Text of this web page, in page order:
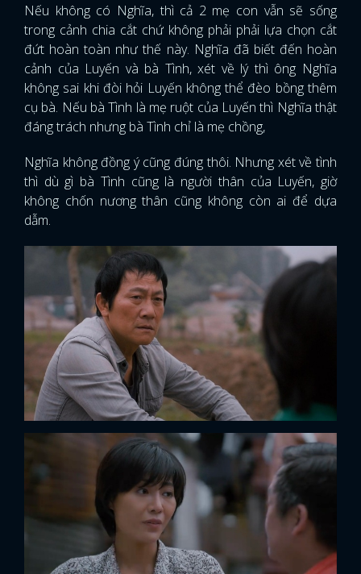
Nếu không có Nghĩa, thì cả 2 mẹ con vẫn sẽ sống
trong cảnh chia cắt chứ không phải phải lựa chọn cắt
đứt hoàn toàn như thế này. Nghĩa đã biết đến hoàn
cảnh của Luyến và bà Tình, xét về lý thì ông Nghĩa
không sai khi đòi hỏi Luyến không thể đèo bồng thêm
cụ bà. Nếu bà Tình là mẹ ruột của Luyến thì Nghĩa thật
đáng trách nhưng bà Tình chỉ là mẹ chồng,
Nghĩa không đồng ý cũng đúng thôi. Nhưng xét về tình
thì dù gì bà Tình cũng là người thân của Luyến, giờ
không chốn nương thân cũng không còn ai để dựa
dẫm.